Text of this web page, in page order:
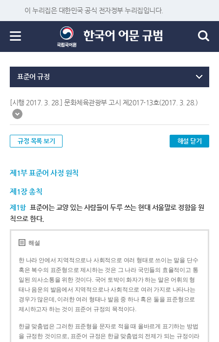
이 누리집은 대한민국 공식 전자정부 누리집입니다.
표준어 규정
[시행 2017. 3. 28.] 문화체육관광부 고시 제2017-13호(2017. 3. 28.)
규정 목록 보기 해설 닫기
제1부 표준어 사정 원칙
제1장 총칙
제1항 표준어는 교양 있는 사람들이 두루 쓰는 현대 서울말로 정함을 원
칙으로 한다.
해설
한 나라 안에서 지역적으로나 사회적으로 여러 형태로 쓰이는 말을 단수
혹은 복수의 표준형으로 제시하는 것은 그 나라 국민들의 효율적이고 통
일된 의사소통을 위한 것이다. 국어 토박이 화자가 하는 말은 어휘의 형
태나 음운의 발음에서 지역적으로나 사회적으로 여러 가지로 나타나는
경우가 많은데, 이러한 여러 형태나 발음 중 하나 혹은 둘을 표준형으로
제시하고자 하는 것이 표준어 규정의 목적이다.
한글 맞춤법은 그러한 표준형을 문자로 적을 때 올바르게 표기하는 방법
을 규정한 것이므로, 표준어 규정은 한글 맞춤법의 전제가 되는 규정이라